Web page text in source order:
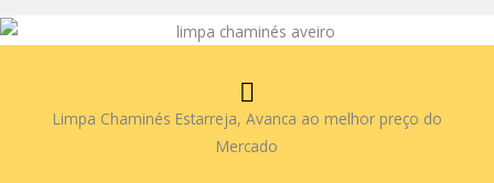
Limpa Chaminés Estarreja, Avanca ao melhor preço do
Mercado